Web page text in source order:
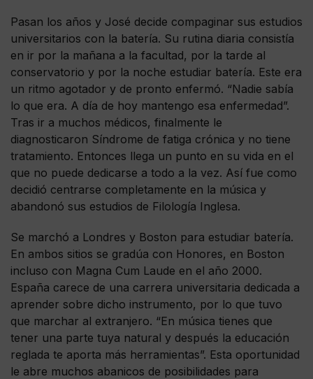
Pasan los años y José decide compaginar sus estudios
universitarios con la batería. Su rutina diaria consistía
en ir por la mañana a la facultad, por la tarde al
conservatorio y por la noche estudiar batería. Este era
un ritmo agotador y de pronto enfermó. “Nadie sabía
lo que era. A día de hoy mantengo esa enfermedad”.
Tras ir a muchos médicos, finalmente le
diagnosticaron Síndrome de fatiga crónica y no tiene
tratamiento. Entonces llega un punto en su vida en el
que no puede dedicarse a todo a la vez. Así fue como
decidió centrarse completamente en la música y
abandonó sus estudios de Filología Inglesa.
Se marchó a Londres y Boston para estudiar batería.
En ambos sitios se gradúa con Honores, en Boston
incluso con Magna Cum Laude en el año 2000.
España carece de una carrera universitaria dedicada a
aprender sobre dicho instrumento, por lo que tuvo
que marchar al extranjero. “En música tienes que
tener una parte tuya natural y después la educación
reglada te aporta más herramientas”. Esta oportunidad
le abre muchos abanicos de posibilidades para